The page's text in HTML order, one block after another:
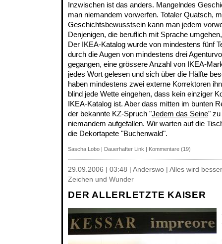
Inzwischen ist das anders. Mangelndes
man niemandem vorwerfen. Totaler Quatsch,
Geschichtsbewusstsein kann man jedem
Denjenigen, die beruflich mit Sprache
Der IKEA-Katalog wurde von mindestens fünf
durch die Augen von mindestens drei
gegangen, eine grössere Anzahl von IKEA-
jedes Wort gelesen und sich über die Hälfte
haben mindestens zwei externe Korrektoren
blind jede Wette eingehen, dass kein einziger
IKEA-Katalog ist. Aber dass mitten im bunten
der bekannte KZ-Spruch "Jedem das Seine" zu
niemandem aufgefallen. Wir warten auf die
die Dekortapete "Buchenwald".
Sascha Lobo | Dauerhafter Link | Kommentare (19)
29.09.2006 | 03:48 | Anderswo | Alles wird
Zeichen und Wunder
DER ALLERLETZTE KAISER